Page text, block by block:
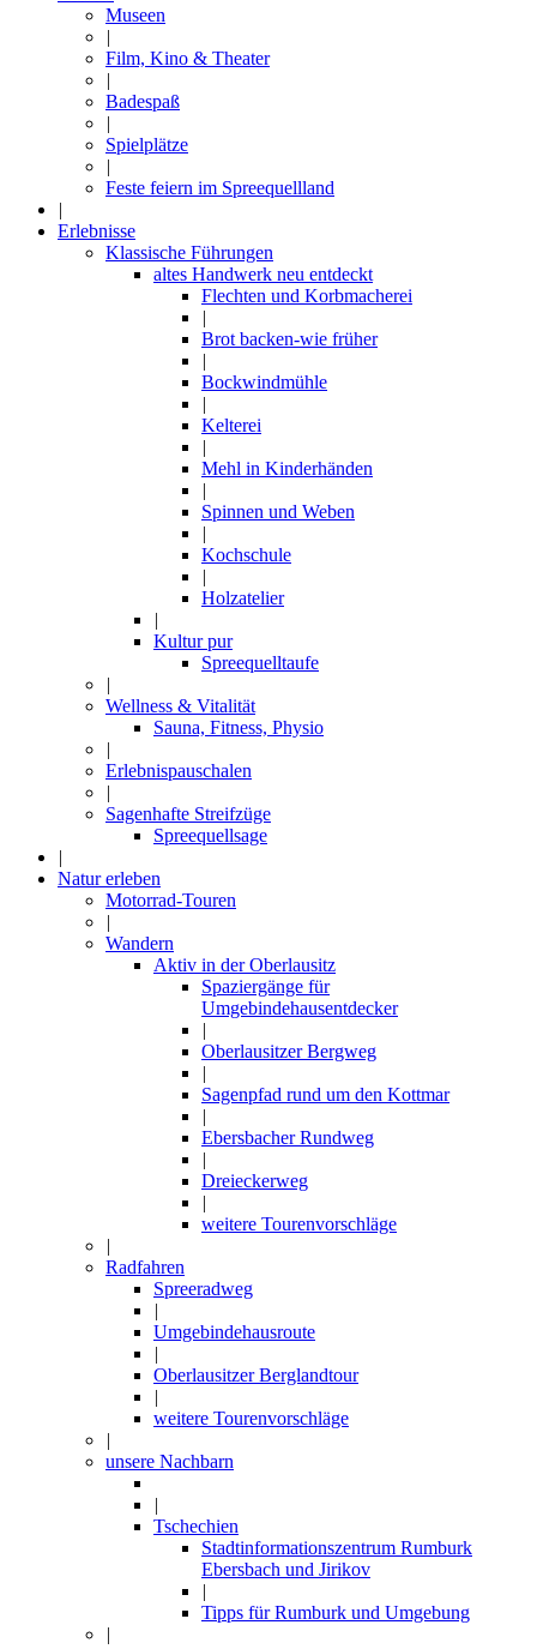
Museen
|
Film, Kino & Theater
|
Badespaß
|
Spielplätze
|
Feste feiern im Spreequellland
|
Erlebnisse
Klassische Führungen
altes Handwerk neu entdeckt
Flechten und Korbmacherei
|
Brot backen-wie früher
|
Bockwindmühle
|
Kelterei
|
Mehl in Kinderhänden
|
Spinnen und Weben
|
Kochschule
|
Holzatelier
|
Kultur pur
Spreequelltaufe
|
Wellness & Vitalität
Sauna, Fitness, Physio
|
Erlebnispauschalen
|
Sagenhafte Streifzüge
Spreequellsage
|
Natur erleben
Motorrad-Touren
|
Wandern
Aktiv in der Oberlausitz
Spaziergänge für
Umgebindehausentdecker
|
Oberlausitzer Bergweg
|
Sagenpfad rund um den Kottmar
|
Ebersbacher Rundweg
|
Dreieckerweg
|
weitere Tourenvorschläge
|
Radfahren
Spreeradweg
|
Umgebindehausroute
|
Oberlausitzer Berglandtour
|
weitere Tourenvorschläge
|
unsere Nachbarn
|
Tschechien
Stadtinformationszentrum Rumburk
Ebersbach und Jirikov
|
Tipps für Rumburk und Umgebung
|